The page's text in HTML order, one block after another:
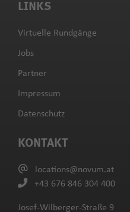
KONTAKT
locations@novum.at
+43 676 846 304 400
Josef-Wilberger-Straße 9
LINKS
Virtuelle Rundgänge
Jobs
Partner
Impressum
Datenschutz